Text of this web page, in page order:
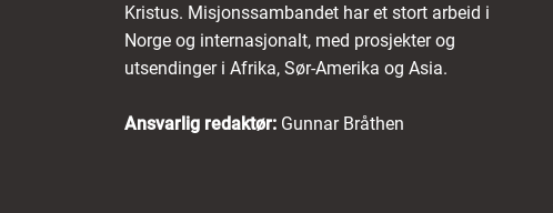
Kristus. Misjonssambandet har et stort arbeid i
Norge og internasjonalt, med prosjekter og
utsendinger i Afrika, Sør-Amerika og Asia.
Ansvarlig redaktør: Gunnar Bråthen